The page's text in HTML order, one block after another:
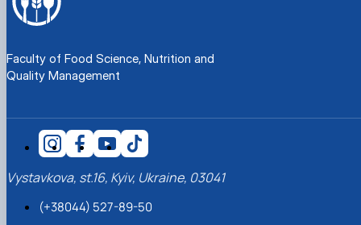
Faculty of Food Science, Nutrition and
Quality Management
Vystavkova, st.16, Kyiv, Ukraine, 03041
(+38044) 527-89-50